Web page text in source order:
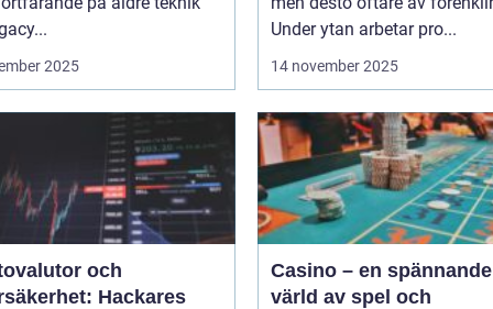
2025
Under ytan arbetar pro...
14 november 2025
och
Hackares
Casino – en spännande
värld av spel och